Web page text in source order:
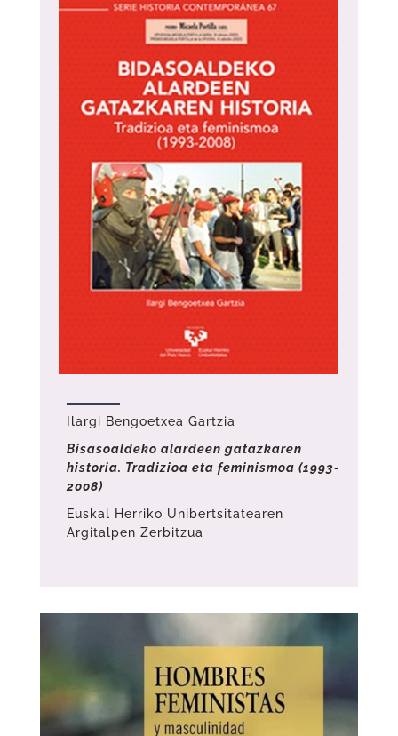
Ilargi Bengoetxea Gartzia
Bisasoaldeko alardeen gatazkaren
historia. Tradizioa eta feminismoa (1993-
2008)
Euskal Herriko Unibertsitatearen
Argitalpen Zerbitzua